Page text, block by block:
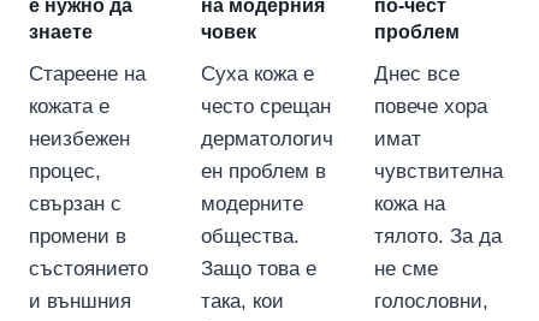
е нужно да
знаете
Стареене на
кожата е
неизбежен
процес,
свързан с
промени в
състоянието
и външния
на модерния
човек
Суха кожа е
често срещан
дерматологич
ен проблем в
модерните
общества.
Защо това е
така, кои
по-чест
проблем
Днес все
повече хора
имат
чувствителна
кожа на
тялото. За да
не сме
голословни,